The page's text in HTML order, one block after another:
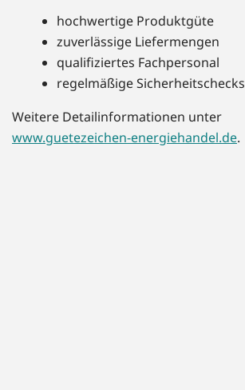
hochwertige Produktgüte
zuverlässige Liefermengen
qualifiziertes Fachpersonal
regelmäßige Sicherheitschecks
Weitere Detailinformationen unter
www.guetezeichen-energiehandel.de.